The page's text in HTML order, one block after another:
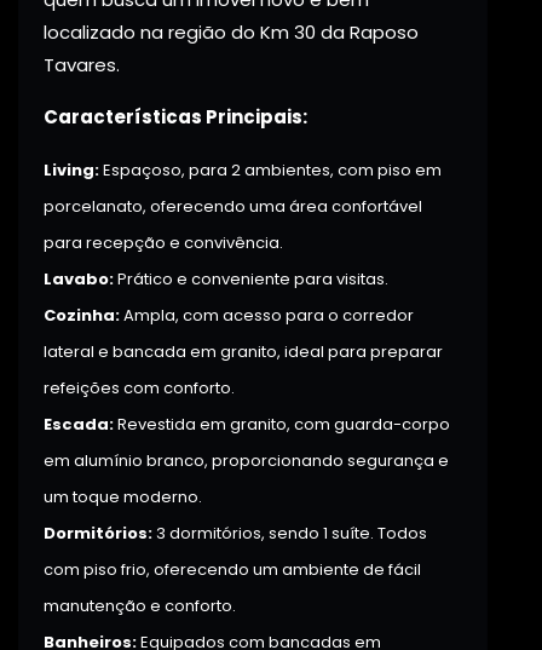
localizado na região do Km 30 da Raposo
Tavares.
Características Principais:
Living:Espaçoso, para 2 ambientes, com piso em
porcelanato, oferecendo uma área confortável
para recepção e convivência.
Lavabo:Prático e conveniente para visitas.
Cozinha:Ampla, com acesso para o corredor
lateral e bancada em granito, ideal para preparar
refeições com conforto.
Escada:Revestida em granito, com guarda-corpo
em alumínio branco, proporcionando segurança e
um toque moderno.
Dormitórios:3 dormitórios, sendo 1 suíte. Todos
com piso frio, oferecendo um ambiente de fácil
manutenção e conforto.
Banheiros:Equipados com bancadas em